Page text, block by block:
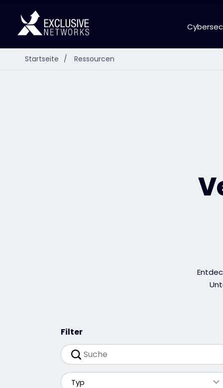
Startseite / Ressourcen
Filter
Typ